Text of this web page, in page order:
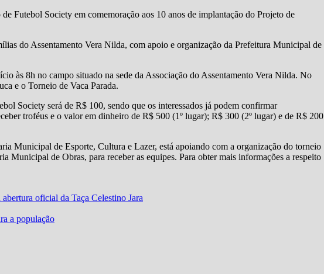
Futebol Society em comemoração aos 10 anos de implantação do Projeto de
do Assentamento Vera Nilda, com apoio e organização da Prefeitura Municipal de
às 8h no campo situado na sede da Associação do Assentamento Vera Nilda. No
e o Torneio de Vaca Parada.
Society será de R$ 100, sendo que os interessados já podem confirmar
troféus e o valor em dinheiro de R$ 500 (1º lugar); R$ 300 (2º lugar) e de R$ 200
Municipal de Esporte, Cultura e Lazer, está apoiando com a organização do torneio
Municipal de Obras, para receber as equipes. Para obter mais informações a respeito
oficial da Taça Celestino Jara
a população